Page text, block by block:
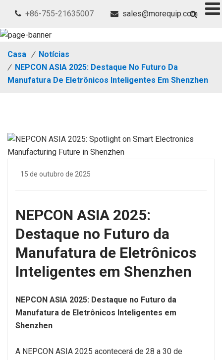
+86-755-21635007 sales@morequip.com
Casa / Notícias
/ NEPCON ASIA 2025: Destaque No Futuro Da
Manufatura De Eletrônicos Inteligentes Em Shenzhen
15 de outubro de 2025
NEPCON ASIA 2025:
Destaque no Futuro da
Manufatura de Eletrônicos
Inteligentes em Shenzhen
NEPCON ASIA 2025: Destaque no Futuro da
Manufatura de Eletrônicos Inteligentes em
Shenzhen
A NEPCON ASIA 2025 acontecerá de 28 a 30 de